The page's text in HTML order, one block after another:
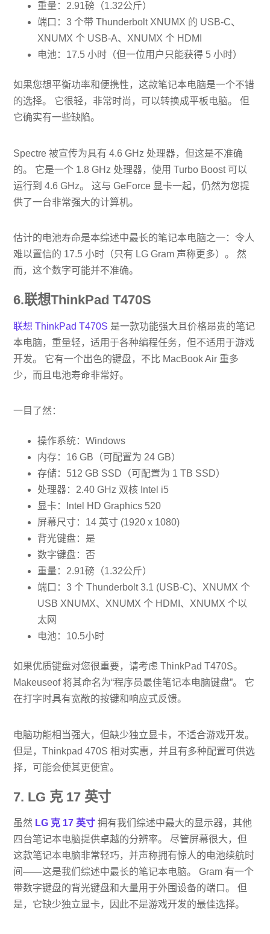
重量：2.91磅（1.32公斤）
端口：3 个带 Thunderbolt XNUMX 的 USB-C、
XNUMX 个 USB-A、XNUMX 个 HDMI
电池：17.5 小时（但一位用户只能获得 5 小时）
如果您想平衡功率和便携性，这款笔记本电脑是一个不错
的选择。 它很轻，非常时尚，可以转换成平板电脑。 但
它确实有一些缺陷。
Spectre 被宣传为具有 4.6 GHz 处理器，但这是不准确
的。 它是一个 1.8 GHz 处理器，使用 Turbo Boost 可以
运行到 4.6 GHz。 这与 GeForce 显卡一起，仍然为您提
供了一台非常强大的计算机。
估计的电池寿命是本综述中最长的笔记​​本电脑之一：令人
难以置信的 17.5 小时（只有 LG Gram 声称更多）。 然
而，这个数字可能并不准确。
6.联想ThinkPad T470S
联想 ThinkPad T470S 是一款功能强大且价格昂贵的笔记
本电脑，重量轻，适用于各种编程任务，但不适用于游戏
开发。 它有一个出色的键盘，不比 MacBook Air 重多
少，而且电池寿命非常好。
一目了然：
操作系统：Windows
内存：16 GB（可配置为 24 GB）
存储：512 GB SSD（可配置为 1 TB SSD）
处理器：2.40 GHz 双核 Intel i5
显卡：Intel HD Graphics 520
屏幕尺寸：14 英寸 (1920 x 1080)
背光键盘：是
数字键盘：否
重量：2.91磅（1.32公斤）
端口：3 个 Thunderbolt 3.1 (USB-C)、XNUMX 个
USB XNUMX、XNUMX 个 HDMI、XNUMX 个以
太网
电池：10.5小时
如果优质键盘对您很重要，请考虑 ThinkPad T470S。
Makeuseof 将其命名为“程序员最佳笔记本电脑键盘”。 它
在打字时具有宽敞的按键和响应式反馈。
电脑功能相当强大，但缺少独立显卡，不适合游戏开发。
但是，Thinkpad 470S 相对实惠，并且有多种配置可供选
择，可能会使其更便宜。
7. LG 克 17 英寸
虽然 LG 克 17 英寸 拥有我们综述中最大的显示器，其他
四台笔记本电脑提供卓越的分辨率。 尽管屏幕很大，但
这款笔记本电脑非常轻巧，并声称拥有惊人的电池续航时
间——这是我们综述中最长的笔记​​本电脑。 Gram 有一个
带数字键盘的背光键盘和大量用于外围设备的端口。 但
是，它缺少独立显卡，因此不是游戏开发的最佳选择。